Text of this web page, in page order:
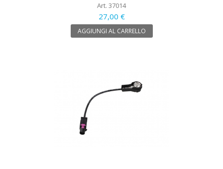
Art. 37014
27,00 €
AGGIUNGI AL CARRELLO